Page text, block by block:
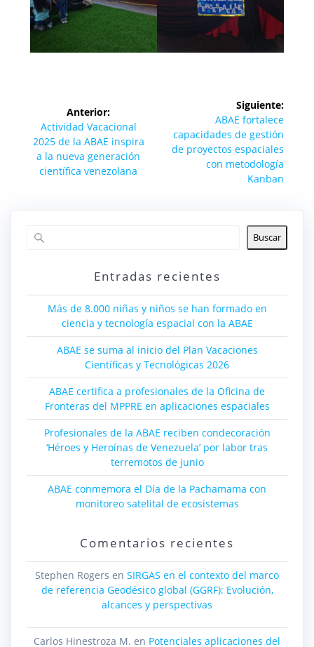
entradas
Anterior:
Entrada
anterior:
Actividad Vacacional
2025 de la ABAE inspira
a la nueva generación
científica venezolana
Siguiente:
Siguiente
entrada:
ABAE fortalece
capacidades de gestión
de proyectos espaciales
con metodología
Kanban
Buscar
Entradas recientes
Más de 8.000 niñas y niños se han formado en
ciencia y tecnología espacial con la ABAE
ABAE se suma al inicio del Plan Vacaciones
Científicas y Tecnológicas 2026
ABAE certifica a profesionales de la Oficina de
Fronteras del MPPRE en aplicaciones espaciales
Profesionales de la ABAE reciben condecoración
‘Héroes y Heroínas de Venezuela’ por labor tras
terremotos de junio
ABAE conmemora el Día de la Pachamama con
monitoreo satelital de ecosistemas
Comentarios recientes
Stephen Rogers en SIRGAS en el contexto del marco
de referencia Geodésico global (GGRF): Evolución,
alcances y perspectivas
Carlos Hinestroza M. en Potenciales aplicaciones del